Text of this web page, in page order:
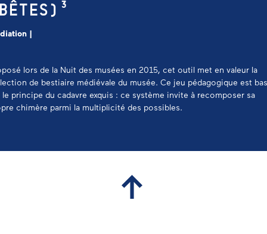
|
lors de la Nuit des musées en 2015, cet outil met en valeur la
de bestiaire médiévale du musée. Ce jeu pédagogique est
le principe du cadavre exquis : ce système invite à recomposer sa
chimère parmi la multiplicité des possibles.